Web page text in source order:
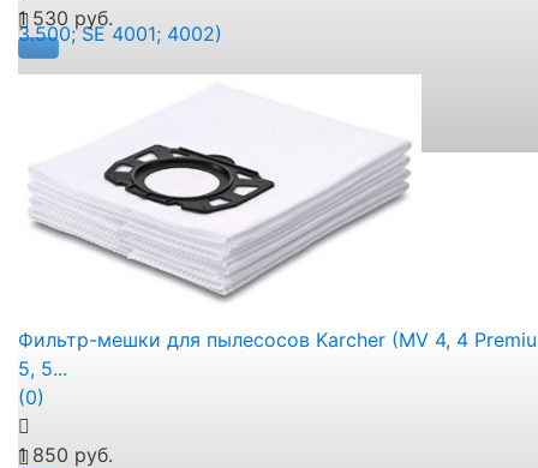
сравнить
1 530 руб.
Фильтр-мешки для пылесосов Karcher (MV 4, 4
5, 5...
(0)
1 850 руб.